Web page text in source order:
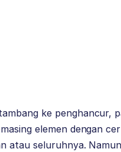
ke penghancur,
elemen dengan
atau seluruhnya.